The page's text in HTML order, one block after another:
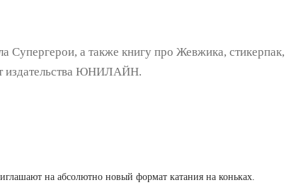
Супергерои, а также книгу про Жевжика, стикерпак,
издательства ЮНИЛАЙН.
на абсолютно новый формат катания на коньках.